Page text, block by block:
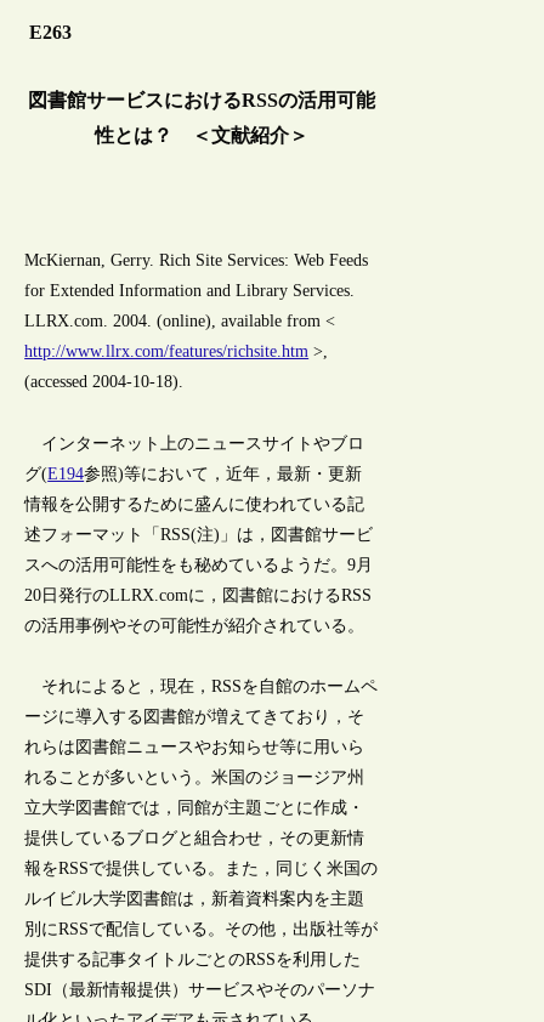
E263
図書館サービスにおけるRSSの活用可能
性とは？ ＜文献紹介＞
McKiernan, Gerry. Rich Site Services: Web Feeds
for Extended Information and Library Services.
LLRX.com. 2004. (online), available from <
http://www.llrx.com/features/richsite.htm >,
(accessed 2004-10-18).
インターネット上のニュースサイトやブロ
グ(E194参照)等において，近年，最新・更新
情報を公開するために盛んに使われている記
述フォーマット「RSS(注)」は，図書館サービ
スへの活用可能性をも秘めているようだ。9月
20日発行のLLRX.comに，図書館におけるRSS
の活用事例やその可能性が紹介されている。
それによると，現在，RSSを自館のホームペ
ージに導入する図書館が増えてきており，そ
れらは図書館ニュースやお知らせ等に用いら
れることが多いという。米国のジョージア州
立大学図書館では，同館が主題ごとに作成・
提供しているブログと組合わせ，その更新情
報をRSSで提供している。また，同じく米国の
ルイビル大学図書館は，新着資料案内を主題
別にRSSで配信している。その他，出版社等が
提供する記事タイトルごとのRSSを利用した
SDI（最新情報提供）サービスやそのパーソナ